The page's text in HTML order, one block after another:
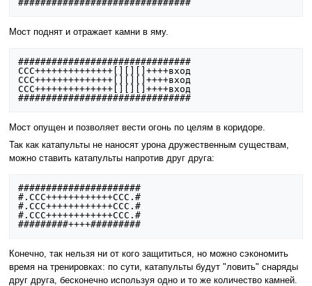
Мост поднят и отражает камни в яму.
###############################
CCC++++++++++++++[][][]++++вход
CCC++++++++++++++[][][]++++вход
CCC++++++++++++++[][][]++++вход
Мост опущен и позволяет вести огонь по целям в коридоре.
Так как катапульты не наносят урона дружественным существам,
можно ставить катапульты напротив друг друга:
######################
#.CCC++++++++++++CCC.#
#.CCC++++++++++++CCC.#
#.CCC++++++++++++CCC.#
Конечно, так нельзя ни от кого защититься, но можно сэкономить
время на тренировках: по сути, катапульты будут "ловить" снаряды
друг друга, бесконечно используя одно и то же количество камней.